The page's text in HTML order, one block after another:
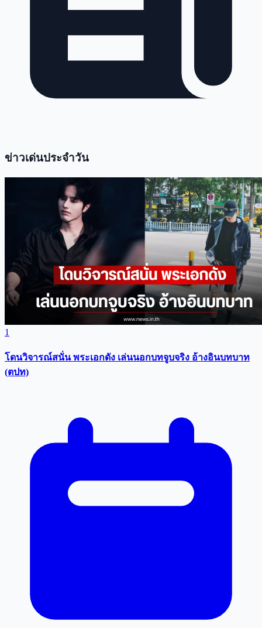
ข่าวเด่นประจำวัน
1
โดนวิจารณ์สนั่น พระเอกดัง เล่นนอกบทจูบจริง อ้างอินบทบาท
(ตปท)